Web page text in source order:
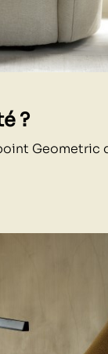
?
Geometric